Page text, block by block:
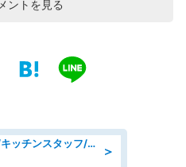
ントを見る
＞
日払いOKで即日収入/キッチンスタッフ/「原付免許必須」デリバリー業務など、自己成長可能な幅広い仕事に挑戦!髪型自由&ピアス・ネイルOK/茨城県/水戸市